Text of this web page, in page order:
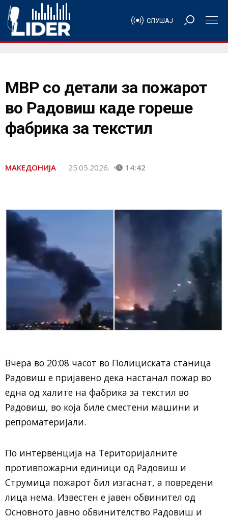
СЛУШАЈ
МВР со детали за пожарот
во Радовиш каде гореше
фабрика за текстил
МАКЕДОНИЈА 25.05.2026. 14:42
Вчера во 20:08 часот во Полициската станица
Радовиш е пријавено дека настанал пожар во
една од халите на фабрика за текстил во
Радовиш, во која биле сместени машини и
репроматеријали.
По интервенција на Територијалните
противпожарни единици од Радовиш и
Струмица пожарот бил изгаснат, а повредени
лица нема. Известен е јавен обвинител од
Основното јавно обвинителство Радовиш и